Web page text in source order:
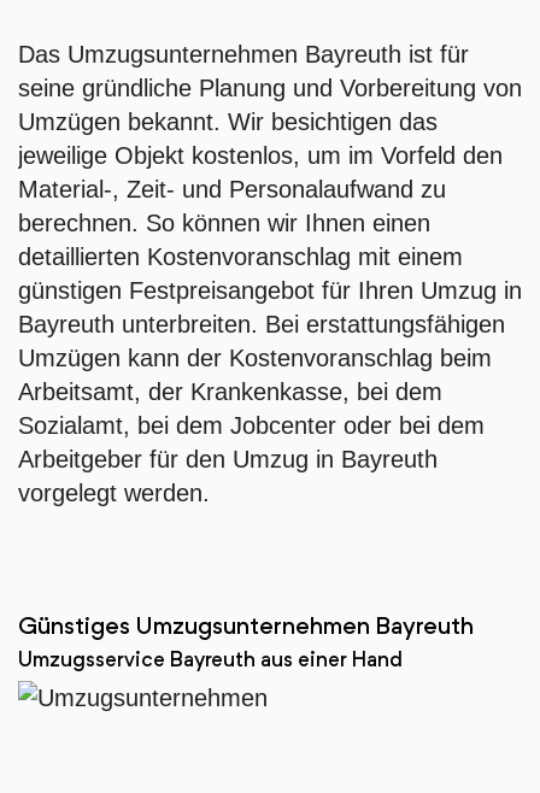
Das Umzugsunternehmen Bayreuth ist für
seine gründliche Planung und Vorbereitung von
Umzügen bekannt. Wir besichtigen das
jeweilige Objekt kostenlos, um im Vorfeld den
Material-, Zeit- und Personalaufwand zu
berechnen. So können wir Ihnen einen
detaillierten Kostenvoranschlag mit einem
günstigen Festpreisangebot für Ihren Umzug in
Bayreuth unterbreiten. Bei erstattungsfähigen
Umzügen kann der Kostenvoranschlag beim
Arbeitsamt, der Krankenkasse, bei dem
Sozialamt, bei dem Jobcenter oder bei dem
Arbeitgeber für den Umzug in Bayreuth
vorgelegt werden.
Günstiges Umzugsunternehmen Bayreuth
Umzugsservice Bayreuth aus einer Hand